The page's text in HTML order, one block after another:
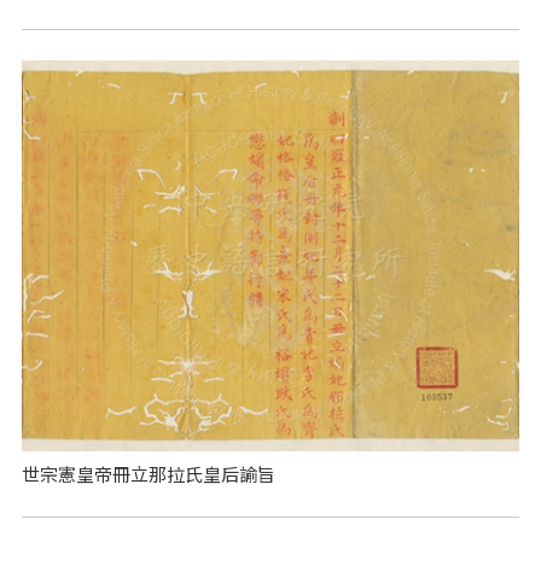
世宗憲皇帝冊立那拉氏皇后諭旨